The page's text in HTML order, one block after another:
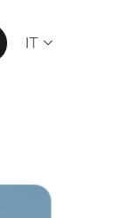
IT